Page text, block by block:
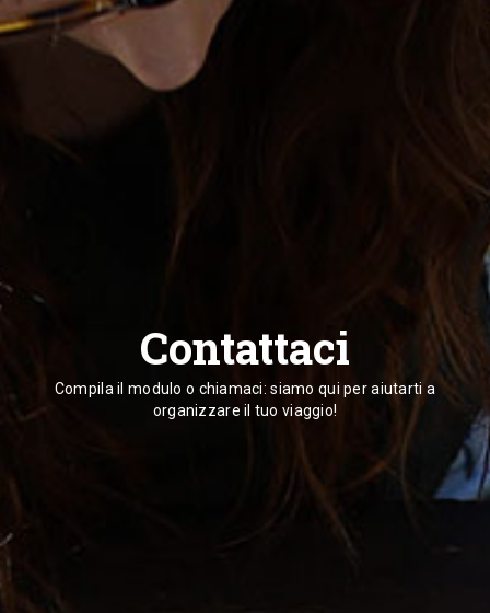
Contattaci
Compila il modulo o chiamaci: siamo qui per aiutarti a
organizzare il tuo viaggio!